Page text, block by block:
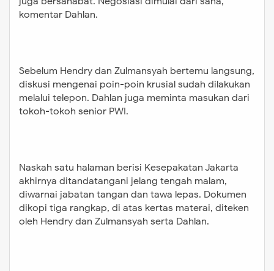
komentar Dahlan.
Sebelum Hendry dan Zulmansyah bertemu langsung,
diskusi mengenai poin-poin krusial sudah dilakukan
melalui telepon. Dahlan juga meminta masukan dari
tokoh-tokoh senior PWI.
Naskah satu halaman berisi Kesepakatan Jakarta
akhirnya ditandatangani jelang tengah malam,
diwarnai jabatan tangan dan tawa lepas. Dokumen
dikopi tiga rangkap, di atas kertas materai, diteken
oleh Hendry dan Zulmansyah serta Dahlan.